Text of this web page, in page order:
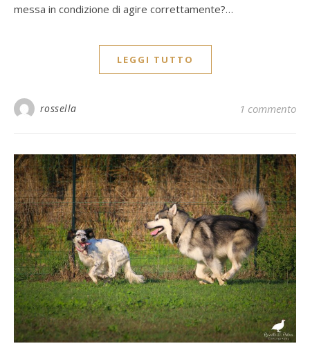
messa in condizione di agire correttamente?…
LEGGI TUTTO
rossella 1 commento